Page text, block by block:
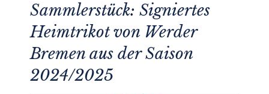
Sammlerstück: Signiertes
Heimtrikot von Werder
Bremen aus der Saison
2024/2025